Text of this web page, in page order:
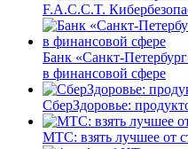
F.A.C.C.T.
Банк «Санкт-
в финансовой сфере
СберЗдоровье:
МТС: взять лучшее от